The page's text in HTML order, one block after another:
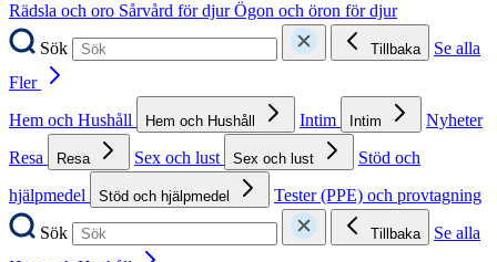
Rädsla och oro Sårvård för djurÖgon och öron för djur
Sök
Tillbaka
Se alla
Fler
Hem och Hushåll
Hem och Hushåll Intim Intim
Nyheter
Resa
Resa Sex och lust Sex och lust
Stöd och
hjälpmedel
Stöd och hjälpmedel
Tester (PPE) och provtagning
Sök
Tillbaka
Se alla